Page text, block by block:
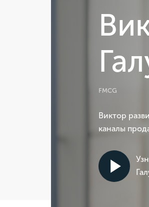
FMCG
Виктор
каналы